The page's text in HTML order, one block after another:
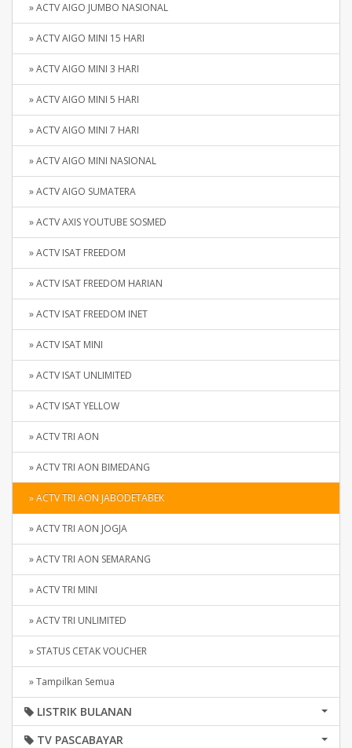
» ACTV AIGO JUMBO NASIONAL
» ACTV AIGO MINI 15 HARI
» ACTV AIGO MINI 3 HARI
» ACTV AIGO MINI 5 HARI
» ACTV AIGO MINI 7 HARI
» ACTV AIGO MINI NASIONAL
» ACTV AIGO SUMATERA
» ACTV AXIS YOUTUBE SOSMED
» ACTV ISAT FREEDOM
» ACTV ISAT FREEDOM HARIAN
» ACTV ISAT FREEDOM INET
» ACTV ISAT MINI
» ACTV ISAT UNLIMITED
» ACTV ISAT YELLOW
» ACTV TRI AON
» ACTV TRI AON BIMEDANG
» ACTV TRI AON JABODETABEK
» ACTV TRI AON JOGJA
» ACTV TRI AON SEMARANG
» ACTV TRI MINI
» ACTV TRI UNLIMITED
» STATUS CETAK VOUCHER
» Tampilkan Semua
LISTRIK BULANAN
TV PASCABAYAR